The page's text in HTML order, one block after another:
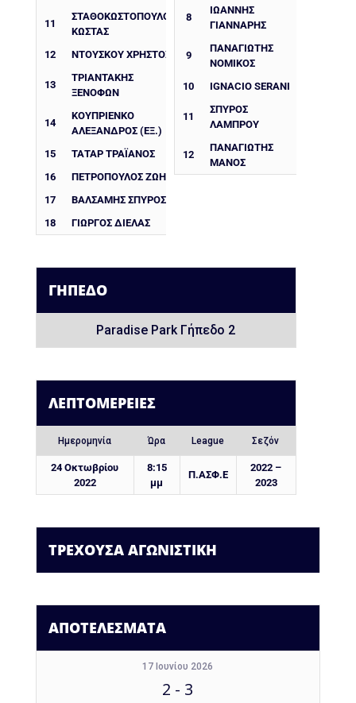
11
ΣΤΑΘΟΚΩΣΤΌΠΟΥΛΟΣ
ΚΏΣΤΑΣ
12
ΝΤΟΎΣΚΟΥ ΧΡΉΣΤΟΣ
13
ΤΡΙΑΝΤΆΚΗΣ
ΞΕΝΟΦΏΝ
14
ΚΟΥΠΡΙΈΝΚΟ
ΑΛΈΞΑΝΔΡΟΣ (ΕΞ.)
15
ΤΑΤΆΡ ΤΡΑΪΑΝΌΣ
16
ΠΕΤΡΌΠΟΥΛΟΣ ΖΏΗΣ
17
ΒΑΛΣΆΜΗΣ ΣΠΎΡΟΣ
18
ΓΙΏΡΓΟΣ ΔΊΕΛΑΣ
8
ΙΩΆΝΝΗΣ
ΓΙΆΝΝΑΡΗΣ
9
ΠΑΝΑΓΙΏΤΗΣ
ΝΟΜΙΚΌΣ
10
IGNACIO SERANI
11
ΣΠΎΡΟΣ
ΛΆΜΠΡΟΥ
12
ΠΑΝΑΓΙΏΤΗΣ
ΜΆΝΟΣ
ΓΉΠΕΔΟ
Paradise Park Γήπεδο 2
ΛΕΠΤΟΜΈΡΕΙΕΣ
Ημερομηνία Ώρα League Σεζόν
24 Οκτωβρίου
2022
8:15
μμ
Π.ΑΣΦ.Ε
2022 –
2023
ΤΡΕΧΟΥΣΑ ΑΓΩΝΙΣΤΙΚΗ
ΑΠΟΤΕΛΕΣΜΑΤΑ
17 Ιουνίου 2026
2 - 3